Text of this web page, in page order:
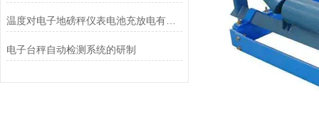
温度对电子地磅秤仪表电池充放电有什么影响？
电子台秤自动检测系统的研制